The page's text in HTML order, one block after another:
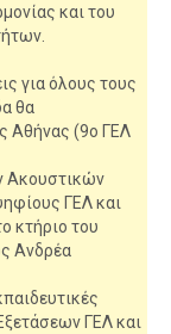
και του
για όλους τους
θα
Αθήνας (9ο ΓΕΛ
Ακουστικών
ΓΕΛ και
κτήριο του
Ανδρέα
ΓΕΛ και